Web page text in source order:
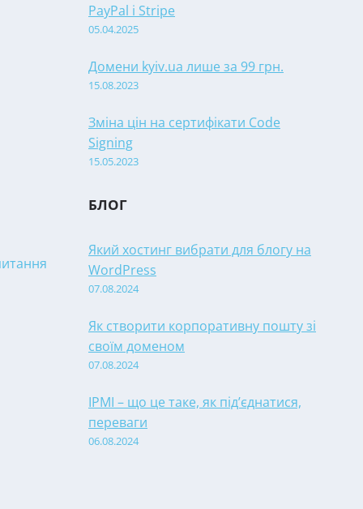
PayPal і Stripe
05.04.2025
Домени kyiv.ua лише за 99 грн.
15.08.2023
Зміна цін на сертифікати Code
Signing
15.05.2023
БЛОГ
Який хостинг вибрати для блогу на
WordPress
07.08.2024
Як створити корпоративну пошту зі
своїм доменом
07.08.2024
IPMI – що це таке, як під’єднатися,
переваги
06.08.2024